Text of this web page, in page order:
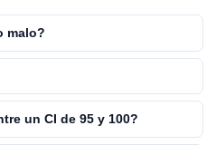
malo?
un CI de 95 y 100?